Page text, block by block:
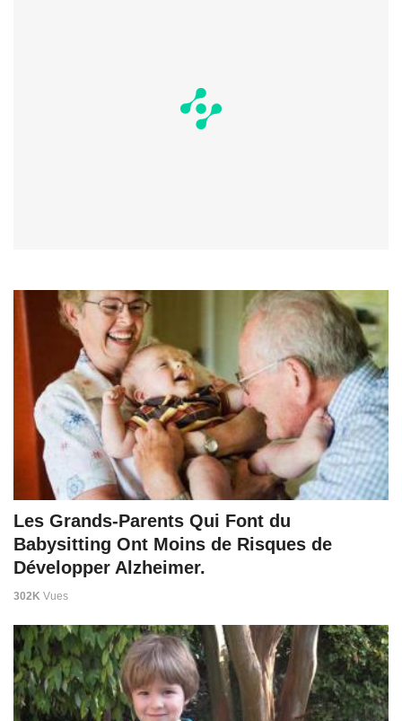
Les Grands-Parents Qui Font du
Babysitting Ont Moins de Risques de
Développer Alzheimer.
302K Vues